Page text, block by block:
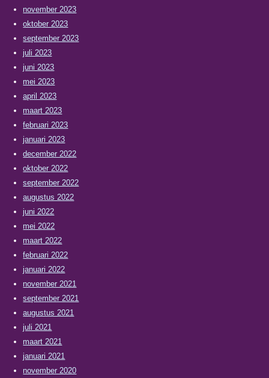
november 2023
oktober 2023
september 2023
juli 2023
juni 2023
mei 2023
april 2023
maart 2023
februari 2023
januari 2023
december 2022
oktober 2022
september 2022
augustus 2022
juni 2022
mei 2022
maart 2022
februari 2022
januari 2022
november 2021
september 2021
augustus 2021
juli 2021
maart 2021
januari 2021
november 2020